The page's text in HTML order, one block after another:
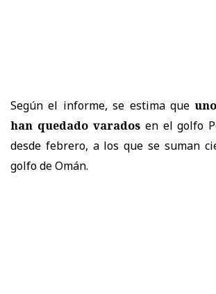
Según el informe, se estima que
han quedado varadosen el golfo
desde febrero, a los que se suman
golfo de Omán.